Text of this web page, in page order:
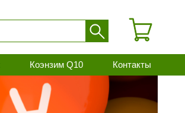
Коэнзим Q10 Контакты